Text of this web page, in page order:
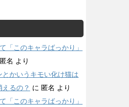
「このキャラばっかり」
匿名 より
とかいうキモい化け猫は
るの？ に 匿名 より
「このキャラばっかり」